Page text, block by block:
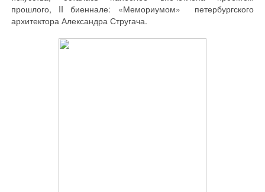
прошлого, II биеннале: «Мемориумом» петербургского
архитектора Александра Стругача.